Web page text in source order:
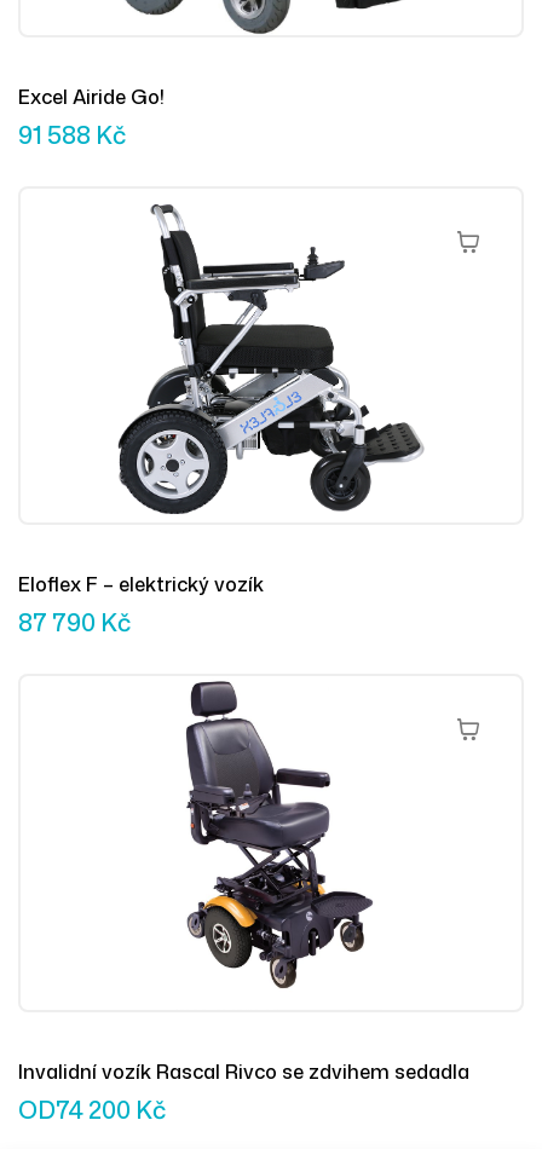
Excel Airide Go!
91 588 Kč
Přidat Do
Eloflex F – elektrický vozík
87 790 Kč
Výběr
Invalidní vozík Rascal Rivco se zdvihem sedadla
OD74 200 Kč